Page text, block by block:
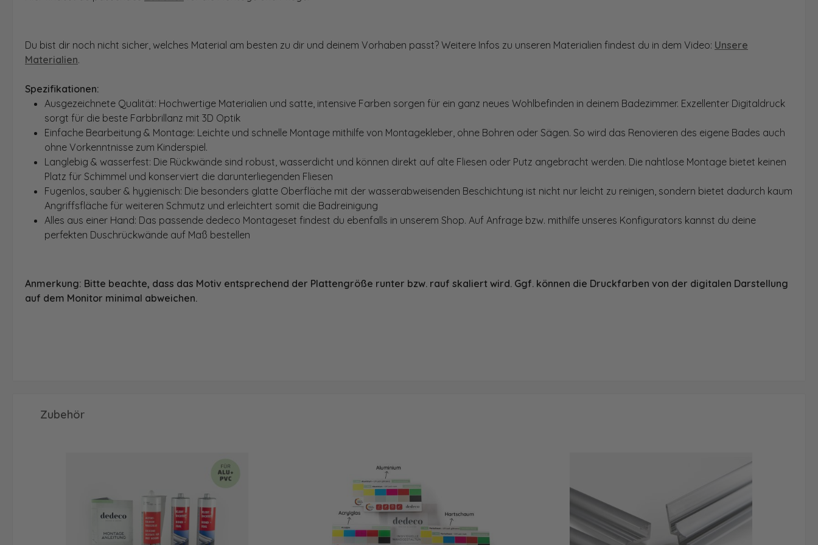
Du bist dir noch nicht sicher, welches Material am besten zu dir und deinem Vorhaben passt? Weitere Infos zu unseren Materialien findest du in dem Video: Unsere
Materialien.
Spezifikationen:
Ausgezeichnete Qualität: Hochwertige Materialien und satte, intensive Farben sorgen für ein ganz neues Wohlbefinden in deinem Badezimmer. Exzellenter Digitaldruck
sorgt für die beste Farbbrillanz mit 3D Optik
Einfache Bearbeitung & Montage: Leichte und schnelle Montage mithilfe von Montagekleber, ohne Bohren oder Sägen. So wird das Renovieren des eigene Bades auch
ohne Vorkenntnisse zum Kinderspiel.
Langlebig & wasserfest: Die Rückwände sind robust, wasserdicht und können direkt auf alte Fliesen oder Putz angebracht werden. Die nahtlose Montage bietet keinen
Platz für Schimmel und konserviert die darunterliegenden Fliesen
Fugenlos, sauber & hygienisch: Die besonders glatte Oberfläche mit der wasserabweisenden Beschichtung ist nicht nur leicht zu reinigen, sondern bietet dadurch kaum
Angriffsfläche für weiteren Schmutz und erleichtert somit die Badreinigung
Alles aus einer Hand: Das passende dedeco Montageset findest du ebenfalls in unserem Shop. Auf Anfrage bzw. mithilfe unseres Konfigurators kannst du deine
perfekten Duschrückwände auf Maß bestellen
Anmerkung: Bitte beachte, dass das Motiv entsprechend der Plattengröße runter bzw. rauf skaliert wird. Ggf. können die Druckfarben von der digitalen Darstellung
auf dem Monitor minimal abweichen.
Produktgalerie überspringen
Zubehör